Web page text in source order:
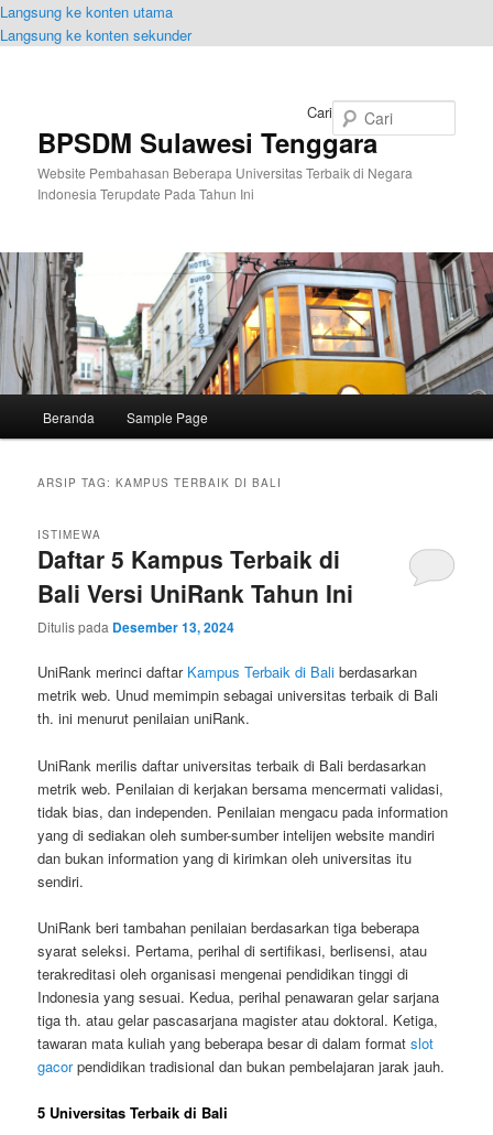
Langsung ke konten utama
Langsung ke konten sekunder
BPSDM Sulawesi Tenggara
Website Pembahasan Beberapa Universitas Terbaik di Negara
Indonesia Terupdate Pada Tahun Ini
Cari
Beranda Sample Page
ARSIP TAG:KAMPUS TERBAIK DI BALI
Daftar 5 Kampus Terbaik di
Bali Versi UniRank Tahun Ini
ISTIMEWA
Ditulis pada Desember 13, 2024
UniRank merinci daftar Kampus Terbaik di Bali berdasarkan
metrik web. Unud memimpin sebagai universitas terbaik di Bali
th. ini menurut penilaian uniRank.
UniRank merilis daftar universitas terbaik di Bali berdasarkan
metrik web. Penilaian di kerjakan bersama mencermati validasi,
tidak bias, dan independen. Penilaian mengacu pada information
yang di sediakan oleh sumber-sumber intelijen website mandiri
dan bukan information yang di kirimkan oleh universitas itu
sendiri.
UniRank beri tambahan penilaian berdasarkan tiga beberapa
syarat seleksi. Pertama, perihal di sertifikasi, berlisensi, atau
terakreditasi oleh organisasi mengenai pendidikan tinggi di
Indonesia yang sesuai. Kedua, perihal penawaran gelar sarjana
tiga th. atau gelar pascasarjana magister atau doktoral. Ketiga,
tawaran mata kuliah yang beberapa besar di dalam formatslot
gacorpendidikan tradisional dan bukan pembelajaran jarak jauh.
5 Universitas Terbaik di Bali